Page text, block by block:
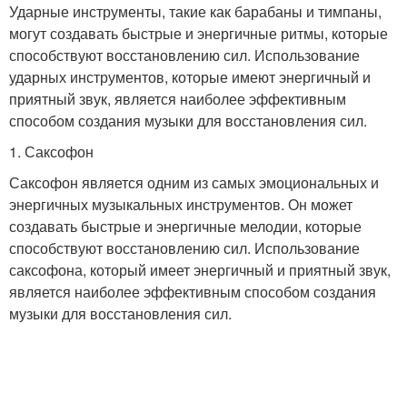
Ударные инструменты, такие как барабаны и тимпаны,
могут создавать быстрые и энергичные ритмы, которые
способствуют восстановлению сил. Использование
ударных инструментов, которые имеют энергичный и
приятный звук, является наиболее эффективным
способом создания музыки для восстановления сил.
1. Саксофон
Саксофон является одним из самых эмоциональных и
энергичных музыкальных инструментов. Он может
создавать быстрые и энергичные мелодии, которые
способствуют восстановлению сил. Использование
саксофона, который имеет энергичный и приятный звук,
является наиболее эффективным способом создания
музыки для восстановления сил.